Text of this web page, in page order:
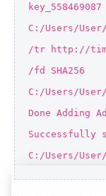
C:/Users/
/tr http://
/fd SHA256
C:/Users/
Done Adding
Successfully
C:/Users/